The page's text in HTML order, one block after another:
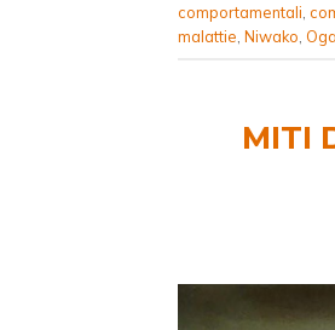
comportamentali,
malattie, Niwako,
MITI